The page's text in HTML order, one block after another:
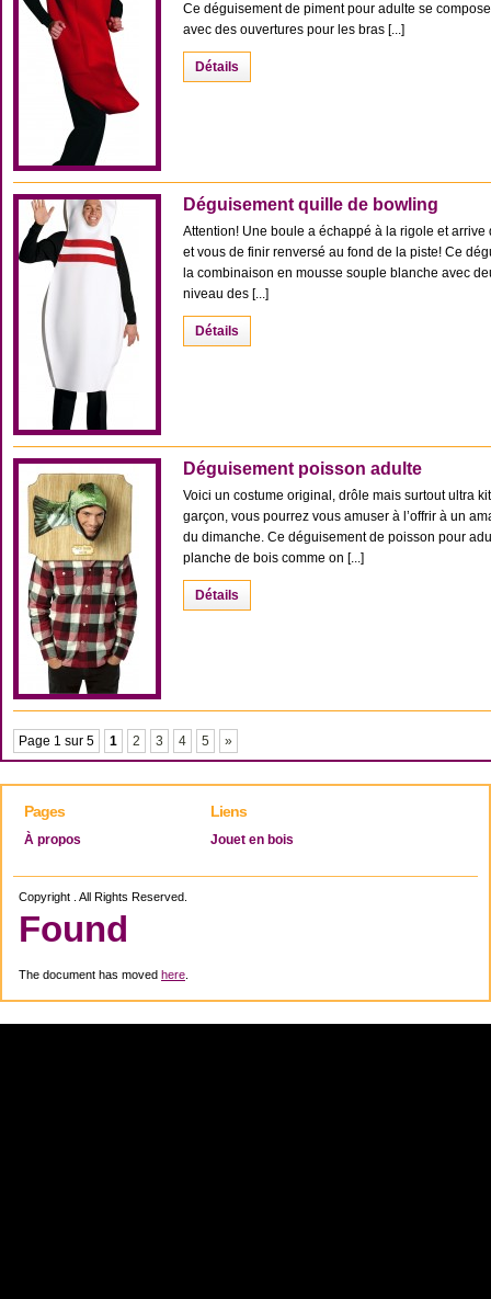
Ce déguisement de piment pour adulte se
avec des ouvertures pour les bras [...]
Détails
Déguisement quille de bowling
Attention! Une boule a échappé à la rigole et
et vous de finir renversé au fond de la piste! Ce
la combinaison en mousse souple blanche avec
niveau des [...]
Détails
Déguisement poisson adulte
Voici un costume original, drôle mais surtout ultra
garçon, vous pourrez vous amuser à l’offrir à un
du dimanche. Ce déguisement de poisson pour
planche de bois comme on [...]
Détails
Page 1 sur 5 1 2 3 4 5 »
Pages
À propos
Liens
Jouet en bois
Copyright . All Rights Reserved.
Found
The document has moved here